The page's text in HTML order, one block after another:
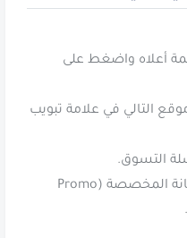
أعلاه واضغط على
التالي في علامة تبويب
4. عند الدفع، الصق الكود في الخانة المخصصة (Promo